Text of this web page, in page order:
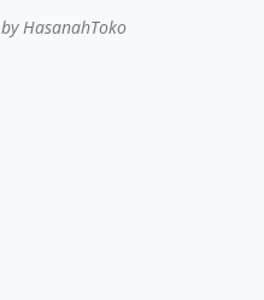
by HasanahToko